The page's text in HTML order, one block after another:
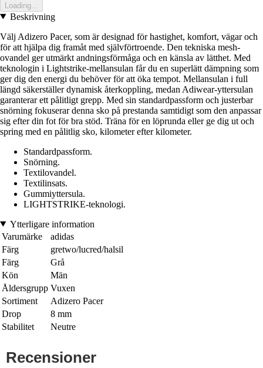
Loading...
Beskrivning
Välj Adizero Pacer, som är designad för hastighet, komfort, vägar och
för att hjälpa dig framåt med självförtroende. Den tekniska mesh-
ovandel ger utmärkt andningsförmåga och en känsla av lätthet. Med
teknologin i Lightstrike-mellansulan får du en superlätt dämpning som
ger dig den energi du behöver för att öka tempot. Mellansulan i full
längd säkerställer dynamisk återkoppling, medan Adiwear-yttersulan
garanterar ett pålitligt grepp. Med sin standardpassform och justerbar
snörning fokuserar denna sko på prestanda samtidigt som den anpassar
sig efter din fot för bra stöd. Träna för en löprunda eller ge dig ut och
spring med en pålitlig sko, kilometer efter kilometer.
Standardpassform.
Snörning.
Textilovandel.
Textilinsats.
Gummiyttersula.
LIGHTSTRIKE-teknologi.
Ytterligare information
Varumärke
adidas
Färg
gretwo/lucred/halsil
Färg
Grå
Kön
Män
Åldersgrupp Vuxen
Sortiment
Adizero Pacer
Drop
8 mm
Stabilitet
Neutre